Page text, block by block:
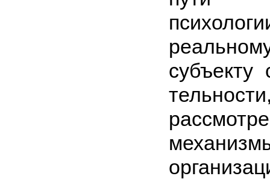
субъекту